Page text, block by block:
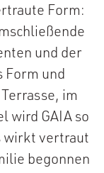
Form:
und der
Form und
im
wird GAIA so
wirkt vertraut
begonnen